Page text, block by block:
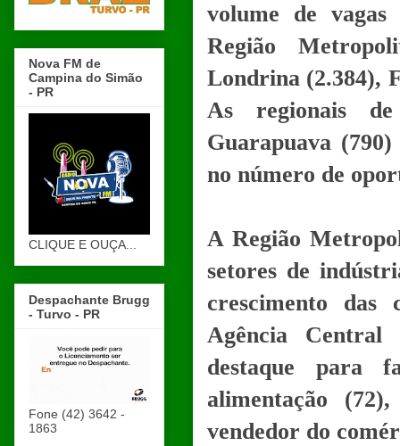
volume de
Região
Londrina (2.384),
As regionais
Guarapuava
no número de
A Região
setores de
crescimento das
Agência
destaque para
alimentação
vendedor do
Nova FM de
Campina do Simão
- PR
CLIQUE E OUÇA...
Despachante Brugg
- Turvo - PR
Fone (42) 3642 -
1863